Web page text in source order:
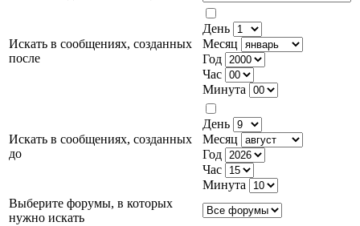
Искать в сообщениях, созданных
после
День
Месяц
Год
Час
Минута
Искать в сообщениях, созданных
до
День
Месяц
Год
Час
Минута
Выберите форумы, в которых
нужно искать